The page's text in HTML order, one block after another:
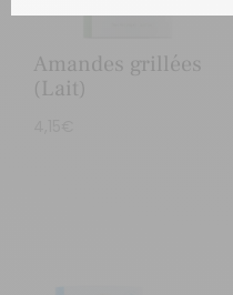
Amandes grillées
(Lait)